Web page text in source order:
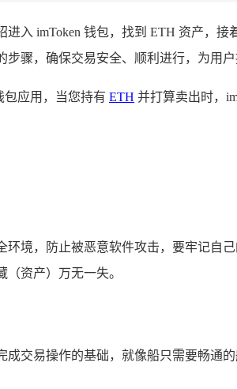
进入 imToken 钱包，找到 ETH 资产，接
骤，确保交易安全、顺利进行，为用户
包应用，当您持有 ETH 并打算卖出时，
环境，防止被恶意软件攻击，要牢记
资产）万无一失。
交易操作的基础，就像船只需要畅通